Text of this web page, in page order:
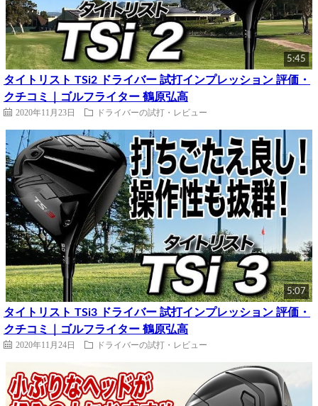
5:45
タイトリスト TSi2 ドライバー 試打インプレッション 評価・
クチコミ｜ゴルフライター 鶴原弘高
2020年11月23日 ドライバーの試打・レビュー
5:07
タイトリスト TSi3 ドライバー 試打インプレッション 評価・
クチコミ｜ゴルフライター 鶴原弘高
2020年11月24日 ドライバーの試打・レビュー